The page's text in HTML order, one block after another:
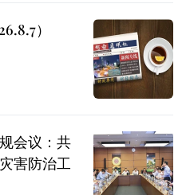
）
会议：共
害防治工